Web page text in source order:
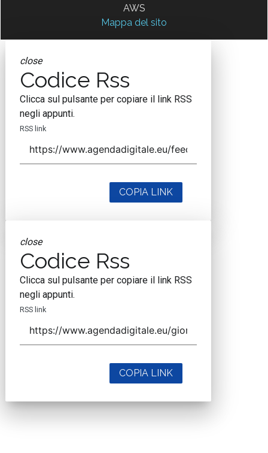
AWS
Mappa del sito
close
Codice Rss
Clicca sul pulsante per copiare il link RSS
negli appunti.
RSS link
COPIA LINK
close
Codice Rss
Clicca sul pulsante per copiare il link RSS
negli appunti.
RSS link
COPIA LINK